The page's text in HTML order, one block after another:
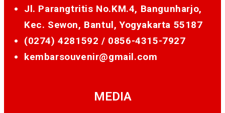
Jl. Parangtritis No.KM.4, Bangunharjo,
Kec. Sewon, Bantul, Yogyakarta 55187
(0274) 4281592 / 0856-4315-7927
kembarsouvenir@gmail.com
MEDIA